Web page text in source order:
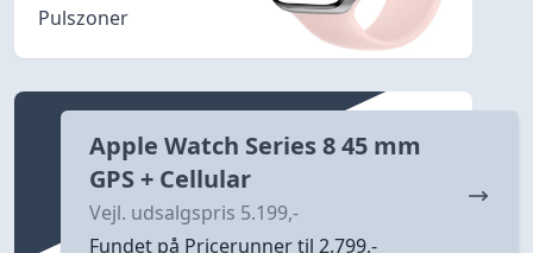
Pulszoner
Apple Watch Series 8 45 mm
GPS + Cellular
Vejl. udsalgspris 5.199,-
Fundet på Pricerunner til 2.799,-